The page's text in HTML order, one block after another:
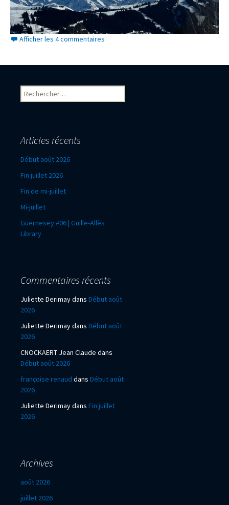
Afficher les 4 commentaires
Rechercher :
Articles récents
Début août 2026
Fin juillet 2026
Fin de mi-juillet
Mi-juillet
Guernesey #06 | Guille-Allès
Library
Commentaires récents
Juliette Derimaydans Début août
2026
Juliette Derimaydans Début août
2026
CNOCKAERT Jean Claude dans
Début août 2026
françoise renaud dans Début août
2026
Juliette Derimaydans Fin juillet
2026
Archives
août 2026
juillet 2026